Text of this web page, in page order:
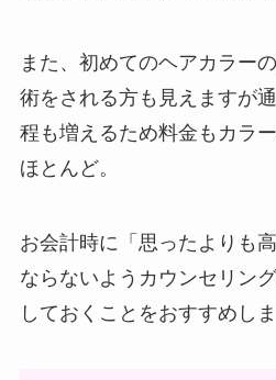
また、初めてのヘアカラー
術をされる方も見えますが
程も増えるため料金もカラ
ほとんど。
お会計時に「思ったよりも
ならないようカウンセリン
しておくことをおすすめしま